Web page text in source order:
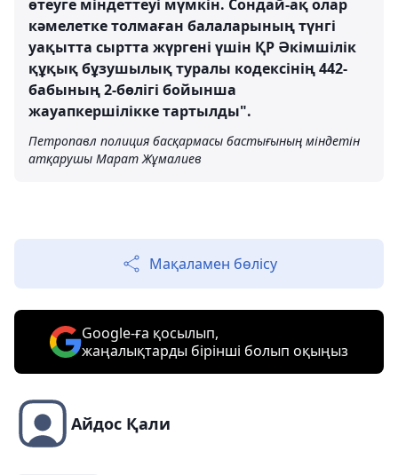
өтеуге міндеттеуі мүмкін. Сондай-ақ олар
кәмелетке толмаған балаларының түнгі
уақытта сыртта жүргені үшін ҚР Әкімшілік
құқық бұзушылық туралы кодексінің 442-
бабының 2-бөлігі бойынша
жауапкершілікке тартылды".
Петропавл полиция басқармасы бастығының міндетін
атқарушы Марат Жұмалиев
Мақаламен бөлісу
Google-ға қосылып,
жаңалықтарды бірінші болып оқыңыз
Айдос Қали